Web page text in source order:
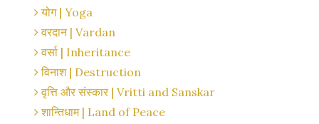
योग | Yoga
वरदान | Vardan
वर्सा | Inheritance
विनाश | Destruction
वृत्ति और संस्कार | Vritti and Sanskar
शान्तिधाम | Land of Peace